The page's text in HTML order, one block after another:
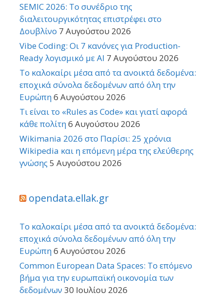
SEMIC 2026: Το συνέδριο της
διαλειτουργικότητας επιστρέφει στο
Δουβλίνο 7 Αυγούστου 2026
Vibe Coding: Οι 7 κανόνες για Production-
Ready λογισμικό με AI 7 Αυγούστου 2026
Το καλοκαίρι μέσα από τα ανοικτά δεδομένα:
εποχικά σύνολα δεδομένων από όλη την
Ευρώπη6 Αυγούστου 2026
Τι είναι το «Rules as Code» και γιατί αφορά
κάθε πολίτη6 Αυγούστου 2026
Wikimania 2026 στο Παρίσι: 25 χρόνια
Wikipedia και η επόμενη μέρα της ελεύθερης
γνώσης 5 Αυγούστου 2026
opendata.ellak.gr
Το καλοκαίρι μέσα από τα ανοικτά δεδομένα:
εποχικά σύνολα δεδομένων από όλη την
Ευρώπη6 Αυγούστου 2026
Common European Data Spaces: Το επόμενο
βήμα για την ευρωπαϊκή οικονομία των
δεδομένων 30 Ιουλίου 2026